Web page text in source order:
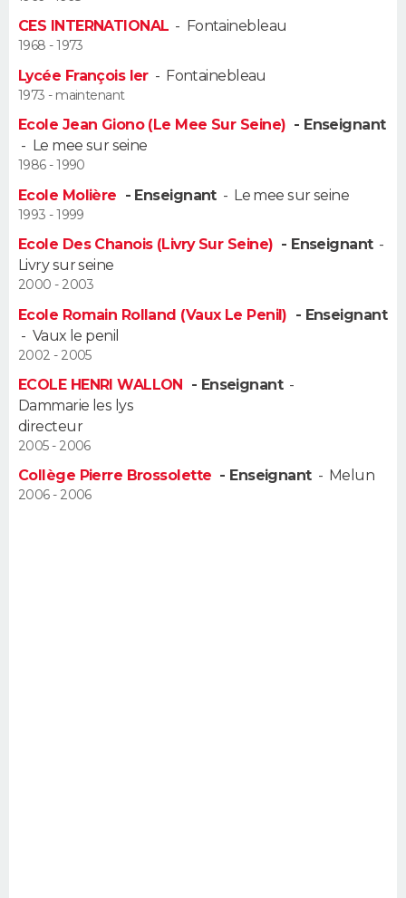
Alimentation
Guide de la santé
Maladies
Médicaments
Sommeil
VOYAGE
Destinations
City break
Voyage nature
Voyage de noces
Forum
Climat
+
PHOTO
GUIDES D'ACHAT
BONS PLANS
CARTE DE VOEUX
Carte de Noël
Carte Bonne année
Carte Saint-Valentin
Carte Pâques
Carte d'anniversaire
DICTIONNAIRE
Dictionnaire
Biographies
Citations
Expressions
Proverbes
COPAINS D'AVANT
AVIS DE DÉCÈS
FORUM
CES INTERNATIONAL - Fontainebleau
1968 - 1973
Lycée François Ier- Fontainebleau
1973 - maintenant
Ecole Jean Giono (Le Mee Sur Seine) - Enseignant
- Le mee sur seine
1986 - 1990
Ecole Molière - Enseignant- Le mee sur seine
1993 - 1999
Ecole Des Chanois (Livry Sur Seine) - Enseignant-
Livry sur seine
2000 - 2003
Ecole Romain Rolland (Vaux Le Penil) - Enseignant
- Vaux le penil
2002 - 2005
ECOLE HENRI WALLON - Enseignant-
Dammarie les lys
directeur
2005 - 2006
Collège Pierre Brossolette - Enseignant- Melun
2006 - 2006